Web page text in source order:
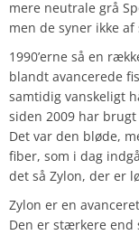
mere neutrale grå
men de syner ikke af
1990’erne så en
blandt avancerede
samtidig vanskeligt
siden 2009 har
Det var den bløde,
fiber, som i dag
det så Zylon, der er
Zylon er en
Den er stærkere